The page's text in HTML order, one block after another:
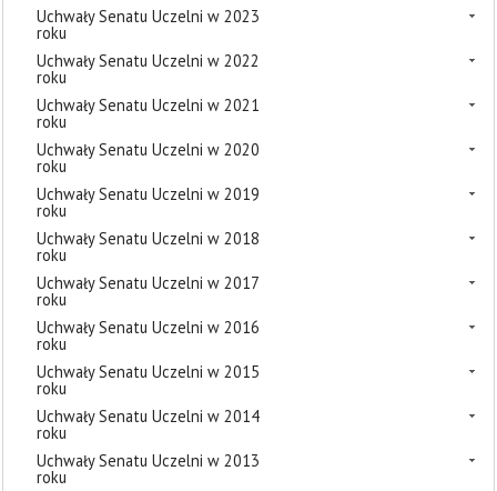
Uchwały Senatu Uczelni w 2023
roku
Uchwały Senatu Uczelni w 2022
roku
Uchwały Senatu Uczelni w 2021
roku
Uchwały Senatu Uczelni w 2020
roku
Uchwały Senatu Uczelni w 2019
roku
Uchwały Senatu Uczelni w 2018
roku
Uchwały Senatu Uczelni w 2017
roku
Uchwały Senatu Uczelni w 2016
roku
Uchwały Senatu Uczelni w 2015
roku
Uchwały Senatu Uczelni w 2014
roku
Uchwały Senatu Uczelni w 2013
roku